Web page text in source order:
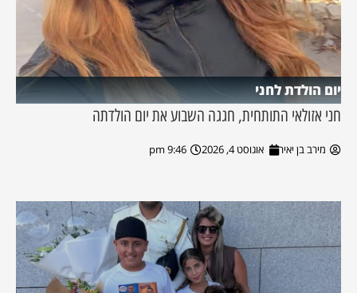
יום הולדת לחני
חני אזולאי התותחית, חגגה השבוע את יום הולדתה
מירב בן יאיר אוגוסט 4, 2026 9:46 pm